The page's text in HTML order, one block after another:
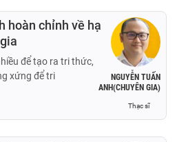
NGUYỄN TUẤN
ANH(CHUYÊN GIA)
Thạc sĩ
hoàn chỉnh về hạ
để tạo ra tri thức,
xứng để tri